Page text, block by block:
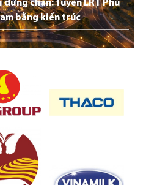
chân: Tuyến LRT Phú
bằng kiến trúc